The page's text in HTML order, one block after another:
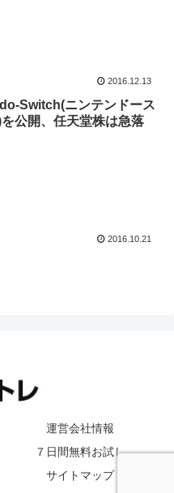
2016.12.13
Switch(ニンテンドース
公開、任天堂株は急落
2016.10.21
運営会社情報
７日間無料お試し
サイトマップ